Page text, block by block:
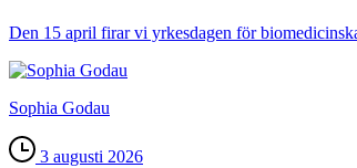
Den 15 april firar vi yrkesdagen för
Sophia Godau
3 augusti 2026